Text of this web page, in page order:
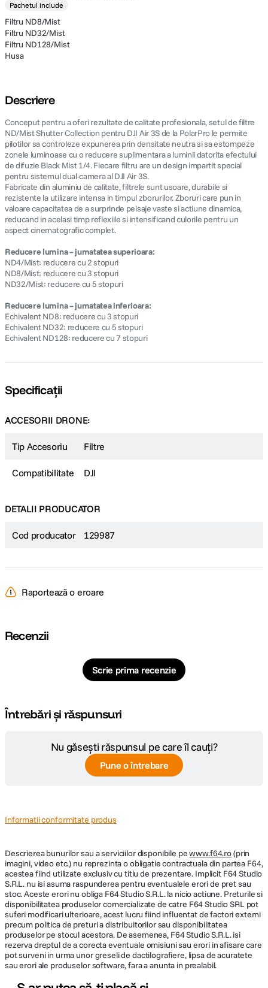
Pachetul include
Filtru ND8/Mist
Filtru ND32/Mist
Filtru ND128/Mist
Husa
Descriere
Conceput pentru a oferi rezultate de calitate profesionala, setul de filtre
ND/Mist Shutter Collection pentru DJI Air 3S de la PolarPro le permite
pilotilor sa controleze expunerea prin densitate neutra si sa estompeze
zonele luminoase cu o reducere suplimentara a luminii datorita efectului
de difuzie Black Mist 1/4. Fiecare filtru are un design impartit special
pentru sistemul dual-camera al DJI Air 3S.
Fabricate din aluminiu de calitate, filtrele sunt usoare, durabile si
rezistente la utilizare intensa in timpul zborurilor. Zboruri care pun in
valoare capacitatea de a surprinde peisaje vaste si actiune dinamica,
reducand in acelasi timp reflexiile si intensificand culorile pentru un
aspect cinematografic complet.
Reducere lumina – jumatatea superioara:
ND4/Mist: reducere cu 2 stopuri
ND8/Mist: reducere cu 3 stopuri
ND32/Mist: reducere cu 5 stopuri
Reducere lumina – jumatatea inferioara:
Echivalent ND8: reducere cu 3 stopuri
Echivalent ND32: reducere cu 5 stopuri
Echivalent ND128: reducere cu 7 stopuri
Specificații
ACCESORII DRONE:
Tip Accesoriu Filtre
Compatibilitate DJI
DETALII PRODUCATOR
Cod producator 129987
Raportează o eroare
Recenzii
Scrie prima recenzie
Întrebări și răspunsuri
Nu găsești răspunsul pe care îl cauți?
Pune o întrebare
Informatii conformitate produs
Descrierea bunurilor sau a serviciilor disponibile pewww.f64.ro(prin
imagini, video etc.) nu reprezinta o obligatie contractuala din partea F64,
acestea fiind utilizate exclusiv cu titlu de prezentare. Implicit F64 Studio
S.R.L. nu isi asuma raspunderea pentru eventualele erori de pret sau
stoc. Aceste erori nu obliga F64 Studio S.R.L. la nicio actiune. Preturile si
disponibilitatea produselor comercializate de catre F64 Studio SRL pot
suferi modificari ulterioare, acest lucru fiind influentat de factori externi
precum politica de preturi a distribuitorilor sau disponibilitatea
produselor pe stocul acestora. De asemenea, F64 Studio S.R.L. isi
rezerva dreptul de a corecta eventuale omisiuni sau erori in afisare care
pot surveni in urma unor greseli de dactilografiere, lipsa de acuratete
sau erori ale produselor software, fara a anunta in prealabil.